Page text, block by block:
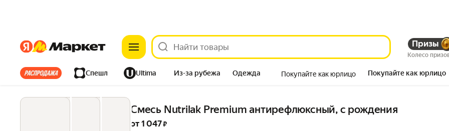
ЯндексЯндекс Призы
Колесо
Все хиты Спешл Ultima Из-за рубежа Одежда
Дом Ремонт Детям Красота
Покупайте как юрлицо Покупайте как юрлицо
Смесь Nutrilak Premium антирефлюксный, с рождения
от 1 047 ₽